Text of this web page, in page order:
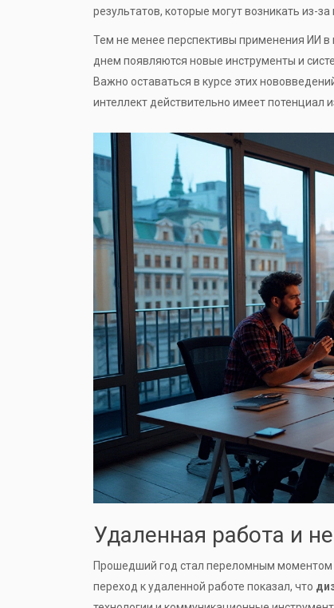
результатов, которые могут возникать из-
Тем не менее перспективы применения ИИ
днем появляются новые инструменты и
Важно оставаться в курсе этих
интеллект действительно имеет потенциал
Удаленная работа и
Прошедший год стал переломным моментом
переход к удаленной работе показал, что